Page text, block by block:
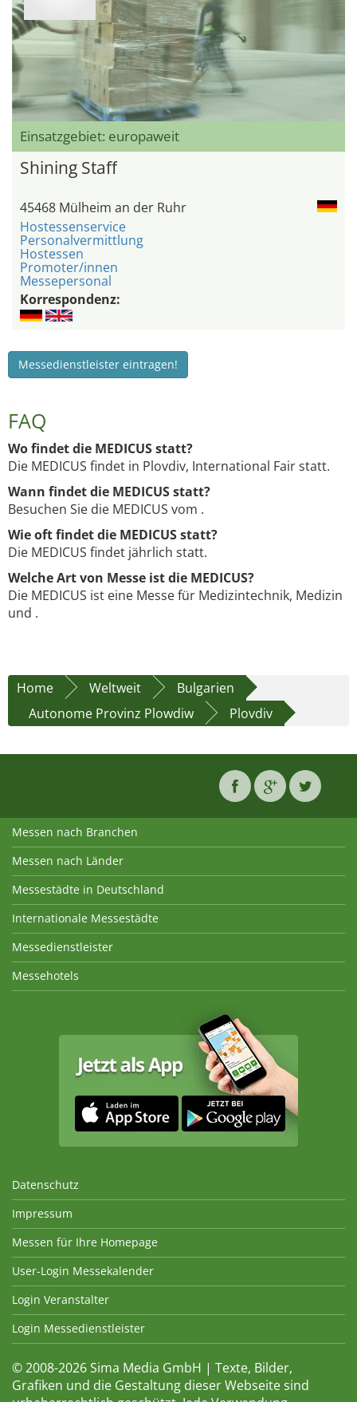
Einsatzgebiet: europaweit
Shining Staff
45468 Mülheim an der Ruhr
Hostessenservice
Personalvermittlung
Hostessen
Promoter/innen
Messepersonal
Korrespondenz:
Messedienstleister eintragen!
FAQ
Wo findet die MEDICUS statt?
Die MEDICUS findet in Plovdiv, International Fair statt.
Wann findet die MEDICUS statt?
Besuchen Sie die MEDICUS vom .
Wie oft findet die MEDICUS statt?
Die MEDICUS findet jährlich statt.
Welche Art von Messe ist die MEDICUS?
Die MEDICUS ist eine Messe für Medizintechnik, Medizin
und .
Home Weltweit
Bulgarien
Autonome Provinz Plowdiw
Plovdiv
Messen nach Branchen
Messen nach Länder
Messestädte in Deutschland
Internationale Messestädte
Messedienstleister
Messehotels
Datenschutz
Impressum
Messen für Ihre Homepage
User-Login Messekalender
Login Veranstalter
Login Messedienstleister
© 2008-2026 Sima Media GmbH | Texte, Bilder,
Grafiken und die Gestaltung dieser Webseite sind